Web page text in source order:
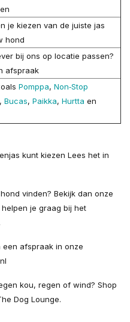
je kiezen van de juiste jas
hond
bij ons op locatie passen?
afspraak
Pomppa, Non‑Stop
, Bucas, Paikka, Hurtta en
kunt kiezen Lees het in
vinden? Bekijk dan onze
je graag bij het
een afspraak in onze
kou, regen of wind? Shop
Dog Lounge.